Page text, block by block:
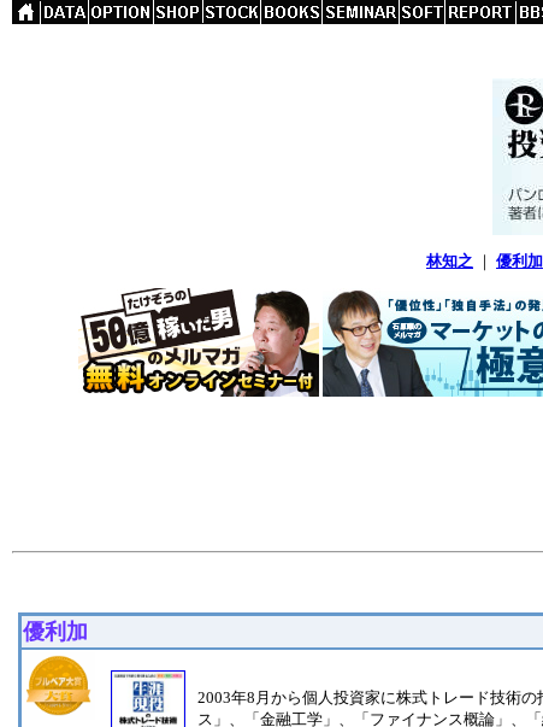
林知之 ｜ 優利加
優利加
2003年8月から個人投資家に株式トレード技術
ス」、「金融工学」、「ファイナンス概論」、